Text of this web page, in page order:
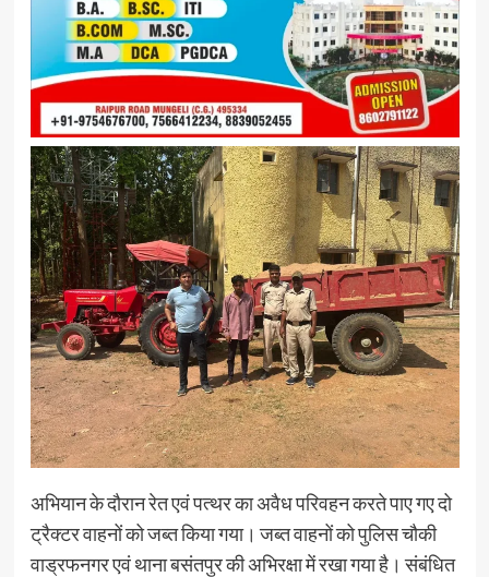
अभियान के दौरान रेत एवं पत्थर का अवैध परिवहन करते पाए गए दो
ट्रैक्टर वाहनों को जब्त किया गया। जब्त वाहनों को पुलिस चौकी
वाड्रफनगर एवं थाना बसंतपुर की अभिरक्षा में रखा गया है। संबंधित